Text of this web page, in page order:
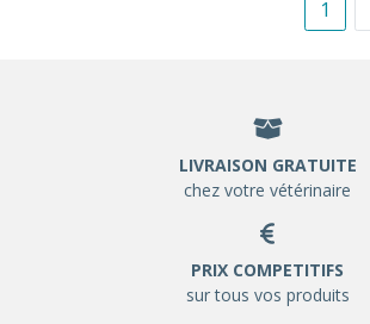
1
LIVRAISON GRATUITE
chez votre vétérinaire
PRIX COMPETITIFS
sur tous vos produits